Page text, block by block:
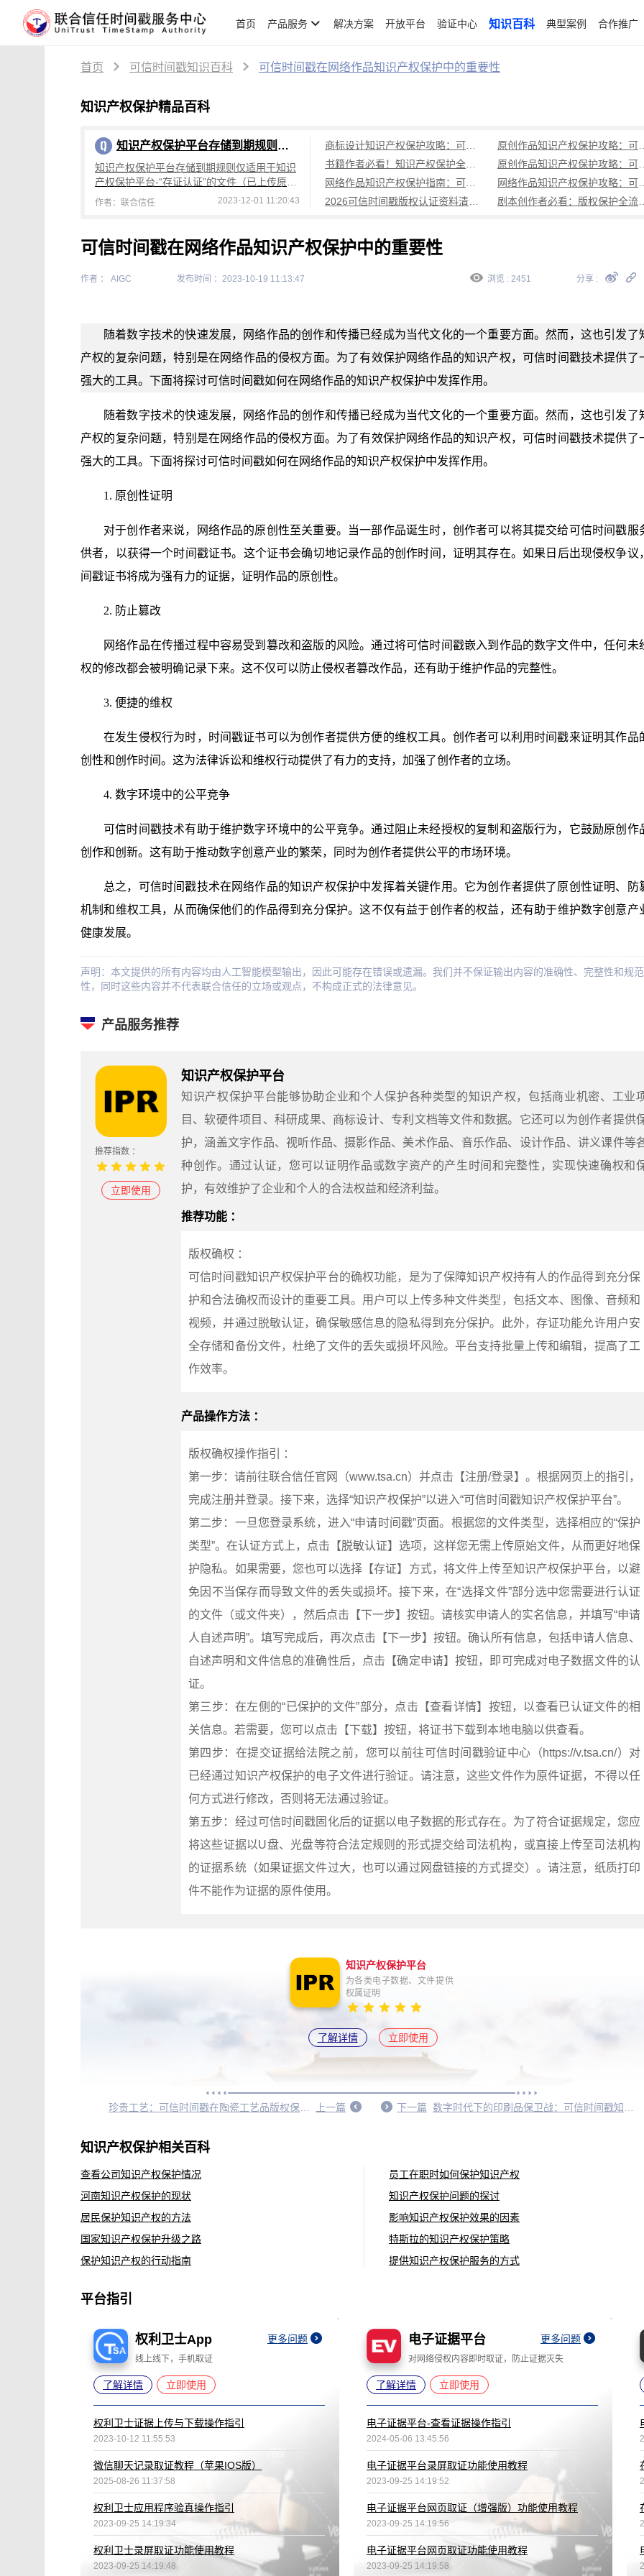
首页 产品服务 解决方案 开放平台 验证中心 知识百科 典型案例 合作推广
首页 可信时间戳知识百科 可信时间戳在网络作品知识产权保护中的重要性
知识产权保护精品百科
知识产权保护平台存储到期规则说明
知识产权保护平台存储到期规则仅适用于知识
产权保护平台-“存证认证”的文件（已上传原
件），脱敏认证的文件不适用，具体规则如
作者：联合信任 2023-12-01 11:20:43
可信时间戳在网络作品知识产权保护中的重要性
作者 ： AIGC 发布时间 ：2023-10-19 11:13:47 浏览 : 2451 分享 :
随着数字技术的快速发展，网络作品的创作和传播已经成为当代文化的一个重要方面。然而，这也引发了
产权的复杂问题，特别是在网络作品的侵权方面。为了有效保护网络作品的知识产权，可信时间戳技术提供了
强大的工具。下面将探讨可信时间戳如何在网络作品的知识产权保护中发挥作用。
随着数字技术的快速发展，网络作品的创作和传播已经成为当代文化的一个重要方面。然而，这也引发了
产权的复杂问题，特别是在网络作品的侵权方面。为了有效保护网络作品的知识产权，可信时间戳技术提供了
强大的工具。下面将探讨可信时间戳如何在网络作品的知识产权保护中发挥作用。
1. 原创性证明
对于创作者来说，网络作品的原创性至关重要。当一部作品诞生时，创作者可以将其提交给可信时间戳服
供者，以获得一个时间戳证书。这个证书会确切地记录作品的创作时间，证明其存在。如果日后出现侵权争议
间戳证书将成为强有力的证据，证明作品的原创性。
2. 防止篡改
网络作品在传播过程中容易受到篡改和盗版的风险。通过将可信时间戳嵌入到作品的数字文件中，任何未
权的修改都会被明确记录下来。这不仅可以防止侵权者篡改作品，还有助于维护作品的完整性。
3. 便捷的维权
在发生侵权行为时，时间戳证书可以为创作者提供方便的维权工具。创作者可以利用时间戳来证明其作品
创性和创作时间。这为法律诉讼和维权行动提供了有力的支持，加强了创作者的立场。
4. 数字环境中的公平竞争
可信时间戳技术有助于维护数字环境中的公平竞争。通过阻止未经授权的复制和盗版行为，它鼓励原创作
创作和创新。这有助于推动数字创意产业的繁荣，同时为创作者提供公平的市场环境。
总之，可信时间戳技术在网络作品的知识产权保护中发挥着关键作用。它为创作者提供了原创性证明、防
机制和维权工具，从而确保他们的作品得到充分保护。这不仅有益于创作者的权益，还有助于维护数字创意产
健康发展。
声明：本文提供的所有内容均由人工智能模型输出，因此可能存在错误或遗漏。我们并不保证输出内容的准确性、完整性和规范
性，同时这些内容并不代表联合信任的立场或观点，不构成正式的法律意见。
产品服务推荐
推荐指数 ：
立即使用
知识产权保护平台
知识产权保护平台能够协助企业和个人保护各种类型的知识产权，包括商业机密、工业
目、软硬件项目、科研成果、商标设计、专利文档等文件和数据。它还可以为创作者提供
护，涵盖文字作品、视听作品、摄影作品、美术作品、音乐作品、设计作品、讲义课件等
种创作。通过认证，您可以证明作品或数字资产的产生时间和完整性，实现快速确权和
护，有效维护了企业和个人的合法权益和经济利益。
推荐功能 ：
版权确权 ：
可信时间戳知识产权保护平台的确权功能，是为了保障知识产权持有人的作品得到充分保
护和合法确权而设计的重要工具。用户可以上传多种文件类型，包括文本、图像、音频和
视频，并通过脱敏认证，确保敏感信息的隐私得到充分保护。此外，存证功能允许用户安
全存储和备份文件，杜绝了文件的丢失或损坏风险。平台支持批量上传和编辑，提高了工
作效率。
产品操作方法 ：
版权确权操作指引 ：
第一步：请前往联合信任官网（www.tsa.cn）并点击【注册/登录】。根据网页上的指引，
完成注册并登录。接下来，选择“知识产权保护”以进入“可信时间戳知识产权保护平台”。
第二步：一旦您登录系统，进入“申请时间戳”页面。根据您的文件类型，选择相应的“保护
类型”。在认证方式上，点击【脱敏认证】选项，这样您无需上传原始文件，从而更好地保
护隐私。如果需要，您也可以选择【存证】方式，将文件上传至知识产权保护平台，以避
免因不当保存而导致文件的丢失或损坏。接下来，在“选择文件”部分选中您需要进行认证
的文件（或文件夹），然后点击【下一步】按钮。请核实申请人的实名信息，并填写“申请
人自述声明”。填写完成后，再次点击【下一步】按钮。确认所有信息，包括申请人信息、
自述声明和文件信息的准确性后，点击【确定申请】按钮，即可完成对电子数据文件的认
证。
第三步：在左侧的“已保护的文件”部分，点击【查看详情】按钮，以查看已认证文件的相
关信息。若需要，您可以点击【下载】按钮，将证书下载到本地电脑以供查看。
第四步：在提交证据给法院之前，您可以前往可信时间戳验证中心（https://v.tsa.cn/）对
已经通过知识产权保护的电子文件进行验证。请注意，这些文件作为原件证据，不得以任
何方式进行修改，否则将无法通过验证。
第五步：经过可信时间戳固化后的证据以电子数据的形式存在。为了符合证据规定，您应
将这些证据以U盘、光盘等符合法定规则的形式提交给司法机构，或直接上传至司法机构
的证据系统（如果证据文件过大，也可以通过网盘链接的方式提交）。请注意，纸质打印
件不能作为证据的原件使用。
知识产权保护平台
为各类电子数据、文件提供
权属证明
了解详情 立即使用
上一篇 下一篇
知识产权保护相关百科
查看公司知识产权保护情况
员工在职时如何保护知识产权
河南知识产权保护的现状
知识产权保护问题的探讨
居民保护知识产权的方法
影响知识产权保护效果的因素
国家知识产权保护升级之路
特斯拉的知识产权保护策略
保护知识产权的行动指南
提供知识产权保护服务的方式
平台指引
权利卫士App 更多问题
线上线下，手机取证
了解详情 立即使用
权利卫士证据上传与下载操作指引
2023-10-12 11:55:53
微信聊天记录取证教程（苹果IOS版）
2025-08-26 11:37:58
权利卫士应用程序验真操作指引
2023-09-25 14:19:34
权利卫士录屏取证功能使用教程
2023-09-25 14:19:48
电子证据平台 更多问题
对网络侵权内容即时取证，防止证据灭失
了解详情 立即使用
电子证据平台-查看证据操作指引
2024-05-06 13:45:56
电子证据平台录屏取证功能使用教程
2023-09-25 14:19:52
电子证据平台网页取证（增强版）功能使用教程
2023-09-25 14:19:56
电子证据平台网页取证功能使用教程
2023-09-25 14:19:58